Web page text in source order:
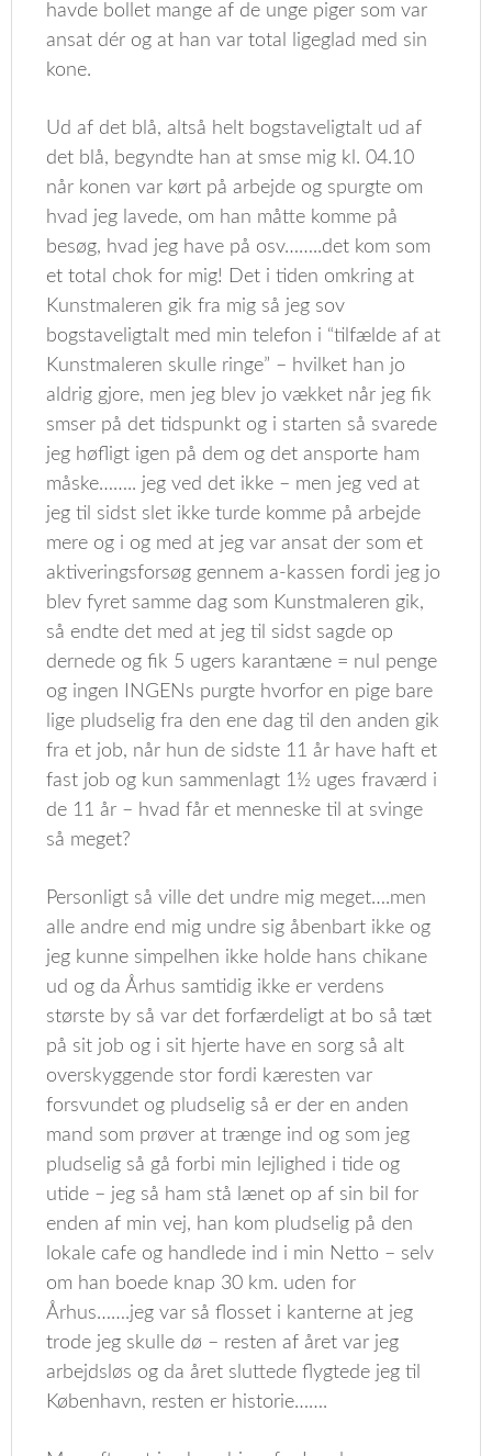
havde bollet mange af de unge piger som var
ansat dér og at han var total ligeglad med sin
kone.
Ud af det blå, altså helt bogstaveligtalt ud af
det blå, begyndte han at smse mig kl. 04.10
når konen var kørt på arbejde og spurgte om
hvad jeg lavede, om han måtte komme på
besøg, hvad jeg have på osv……..det kom som
et total chok for mig! Det i tiden omkring at
Kunstmaleren gik fra mig så jeg sov
bogstaveligtalt med min telefon i “tilfælde af at
Kunstmaleren skulle ringe” – hvilket han jo
aldrig gjore, men jeg blev jo vækket når jeg fik
smser på det tidspunkt og i starten så svarede
jeg høfligt igen på dem og det ansporte ham
måske…….. jeg ved det ikke – men jeg ved at
jeg til sidst slet ikke turde komme på arbejde
mere og i og med at jeg var ansat der som et
aktiveringsforsøg gennem a-kassen fordi jeg jo
blev fyret samme dag som Kunstmaleren gik,
så endte det med at jeg til sidst sagde op
dernede og fik 5 ugers karantæne = nul penge
og ingen INGENs purgte hvorfor en pige bare
lige pludselig fra den ene dag til den anden gik
fra et job, når hun de sidste 11 år have haft et
fast job og kun sammenlagt 1½ uges fraværd i
de 11 år – hvad får et menneske til at svinge
så meget?
Personligt så ville det undre mig meget….men
alle andre end mig undre sig åbenbart ikke og
jeg kunne simpelhen ikke holde hans chikane
ud og da Århus samtidig ikke er verdens
største by så var det forfærdeligt at bo så tæt
på sit job og i sit hjerte have en sorg så alt
overskyggende stor fordi kæresten var
forsvundet og pludselig så er der en anden
mand som prøver at trænge ind og som jeg
pludselig så gå forbi min lejlighed i tide og
utide – jeg så ham stå lænet op af sin bil for
enden af min vej, han kom pludselig på den
lokale cafe og handlede ind i min Netto – selv
om han boede knap 30 km. uden for
Århus…….jeg var så flosset i kanterne at jeg
trode jeg skulle dø – resten af året var jeg
arbejdsløs og da året sluttede flygtede jeg til
København, resten er historie…….